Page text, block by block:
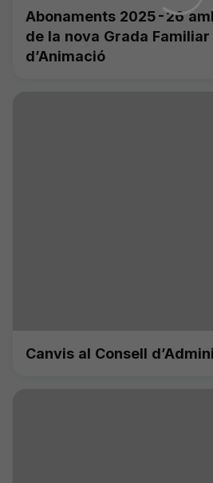
Abonaments 2025-26
de la nova Grada Familiar
d’Animació
Canvis al Consell